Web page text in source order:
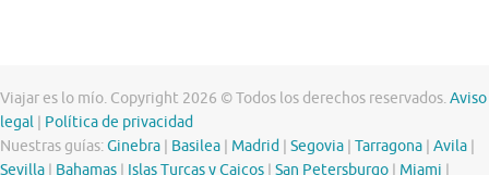
Viajar es lo mío. Copyright 2026 © Todos los derechos reservados.Aviso
legal
Política de privacidad
Nuestras guías:Ginebra Basilea Madrid Segovia Tarragona Avila
Sevilla
Bahamas Islas Turcas y Caicos San Petersburgo Miami